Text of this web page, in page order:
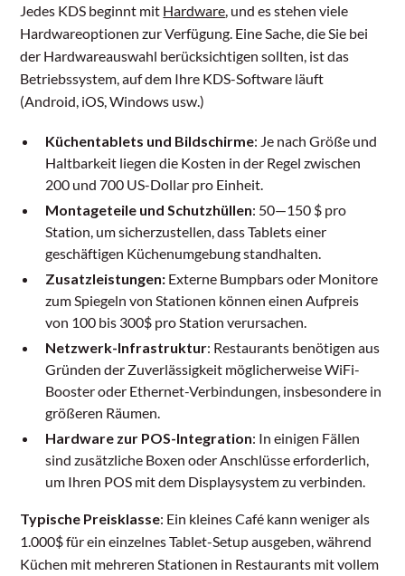
Jedes KDS beginnt mit Hardware , und es stehen viele
Hardwareoptionen zur Verfügung. Eine Sache, die Sie bei
der Hardwareauswahl berücksichtigen sollten, ist das
Betriebssystem, auf dem Ihre KDS-Software läuft
(Android, iOS, Windows usw.)
Küchentablets und Bildschirme: Je nach Größe und
Haltbarkeit liegen die Kosten in der Regel zwischen
200 und 700 US-Dollar pro Einheit.
Montageteile und Schutzhüllen: 50—150 $ pro
Station, um sicherzustellen, dass Tablets einer
geschäftigen Küchenumgebung standhalten.
Zusatzleistungen: Externe Bumpbars oder Monitore
zum Spiegeln von Stationen können einen Aufpreis
von 100 bis 300$ pro Station verursachen.
Netzwerk-Infrastruktur: Restaurants benötigen aus
Gründen der Zuverlässigkeit möglicherweise WiFi-
Booster oder Ethernet-Verbindungen, insbesondere in
größeren Räumen.
Hardware zur POS-Integration: In einigen Fällen
sind zusätzliche Boxen oder Anschlüsse erforderlich,
um Ihren POS mit dem Displaysystem zu verbinden.
Typische Preisklasse: Ein kleines Café kann weniger als
1.000$ für ein einzelnes Tablet-Setup ausgeben, während
Küchen mit mehreren Stationen in Restaurants mit vollem